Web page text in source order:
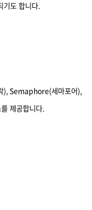
도 합니다.
), Semaphore(세마포어),
제공합니다.